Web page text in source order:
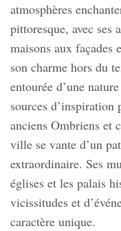
atmosphères
pittoresque, avec ses
maisons aux façades
son charme hors du
entourée d’une
sources
anciens Ombriens et
ville se vante d’un
extraordinaire. Ses
églises et les palais
vicissitudes et
caractère unique.